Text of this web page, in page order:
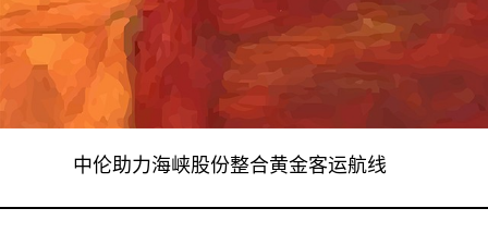
中伦助力海峡股份整合黄金客运航线